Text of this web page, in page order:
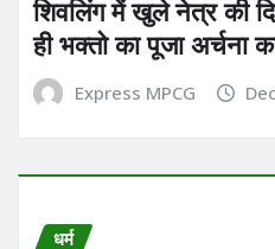
शिवलिंग में खुले नेत्र की
ही भक्तो का पूजा अर्चना
Express MPCG
धर्म